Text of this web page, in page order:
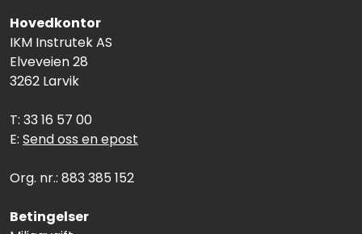
Hovedkontor
IKM Instrutek AS
Elveveien 28
3262 Larvik
T: 33 16 57 00
E: Send oss en epost
Org. nr.: 883 385 152
Betingelser